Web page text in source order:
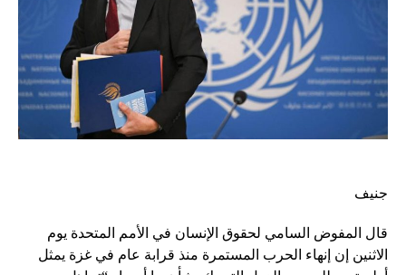
جنيف
قال المفوض السامي لحقوق الإنسان في الأمم المتحدة يوم
الاثنين إن إنهاء الحرب المستمرة منذ قرابة عام في غزة يمثل